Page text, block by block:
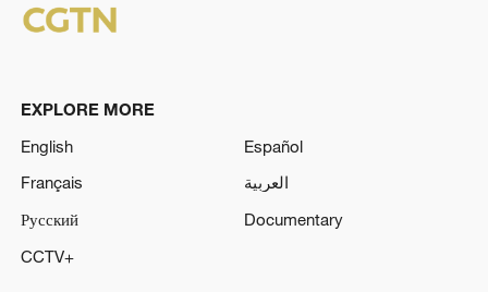
EXPLORE MORE
English
Español
Français
العربية
Русский
Documentary
CCTV+